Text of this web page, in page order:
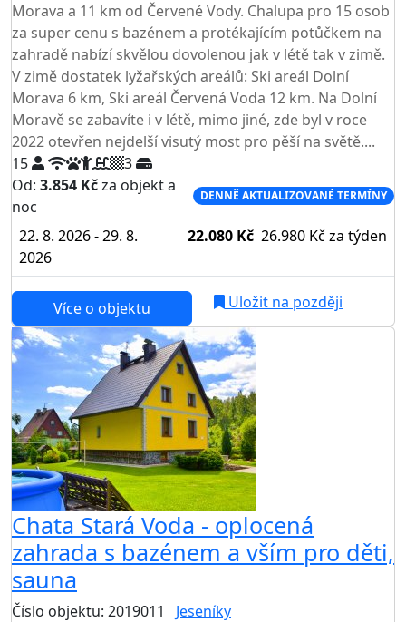
Morava a 11 km od Červené Vody. Chalupa pro 15 osob
za super cenu s bazénem a protékajícím potůčkem na
zahradě nabízí skvělou dovolenou jak v létě tak v zimě.
V zimě dostatek lyžařských areálů: Ski areál Dolní
Morava 6 km, Ski areál Červená Voda 12 km. Na Dolní
Moravě se zabavíte i v létě, mimo jiné, zde byl v roce
2022 otevřen nejdelší visutý most pro pěší na světě....
15
3
Od: 3.854 Kčza objekt a
noc
DENNĚ AKTUALIZOVANÉ TERMÍNY
22. 8. 2026 - 29. 8.
2026
22.080 Kč 26.980 Kč za týden
Více o objektu Uložit na později
Chata Stará Voda - oplocená
zahrada s bazénem a vším pro děti,
sauna
Číslo objektu: 2019011 Jeseníky